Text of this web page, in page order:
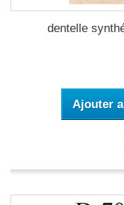
dentelle
Ajouter